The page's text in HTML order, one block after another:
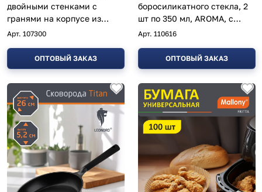
двойными стенками с
гранями на корпусе из
боросиликатного стекла
Арт. 107300
ОПТОВЫЙ ЗАКАЗ
боросиликатного стекла, 2
шт по 350 мл, AROMA, с
двойными стенками
Арт. 110616
ОПТОВЫЙ ЗАКАЗ